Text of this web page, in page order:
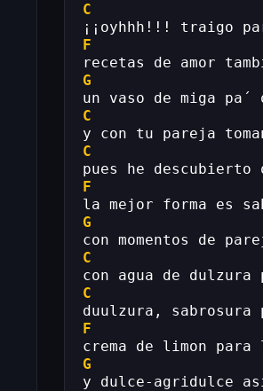
C
¡¡oyhhh!!! traigo
F
recetas de amor
G
un vaso de miga
C
y con tu pareja
C
pues he descubierto
F
la mejor forma es
G
con momentos de
C
con agua de
C
duulzura, sabrosura
F
crema de limon para
G
y dulce-agridulce